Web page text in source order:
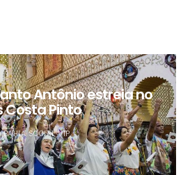
Antônio estreia no
Costa Pinto
BAHIA SOCIAL VIP